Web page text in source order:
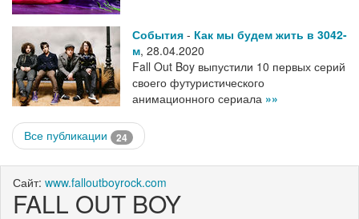
События - Как мы будем жить в 3042-
м, 28.04.2020
Fall Out Boy выпустили 10 первых серий
своего футуристического
анимационного сериала »»
Все публикации 24
Сайт: www.falloutboyrock.com
FALL OUT BOY